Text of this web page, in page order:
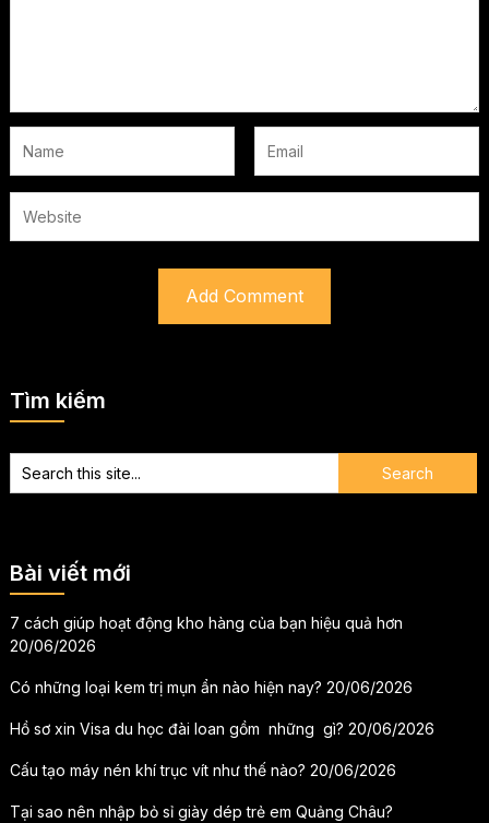
Tìm kiếm
Bài viết mới
7 cách giúp hoạt động kho hàng của bạn hiệu quả hơn
20/06/2026
Có những loại kem trị mụn ẩn nào hiện nay? 20/06/2026
Hồ sơ xin Visa du học đài loan gồm những gì? 20/06/2026
Cấu tạo máy nén khí trục vít như thế nào? 20/06/2026
Tại sao nên nhập bỏ sỉ giày dép trẻ em Quảng Châu?